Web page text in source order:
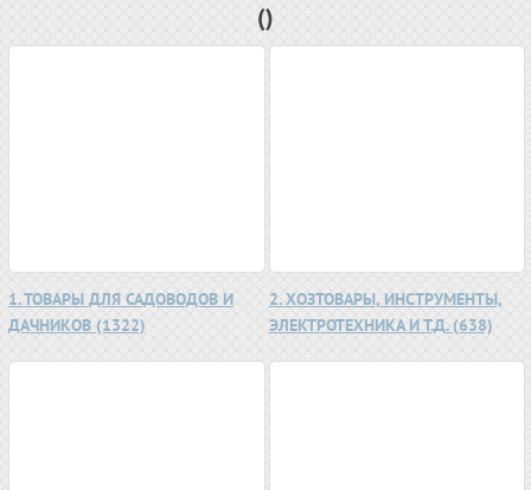
()
1. ТОВАРЫ ДЛЯ САДОВОДОВ И
ДАЧНИКОВ (1322)
2. ХОЗТОВАРЫ, ИНСТРУМЕНТЫ,
ЭЛЕКТРОТЕХНИКА И Т.Д. (638)